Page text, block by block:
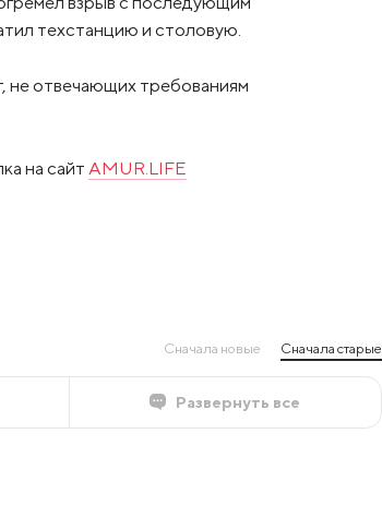
техстанцию и столовую.
не отвечающих требованиям
на сайт AMUR.LIFE
Сначала новые Сначала старые
Развернуть все